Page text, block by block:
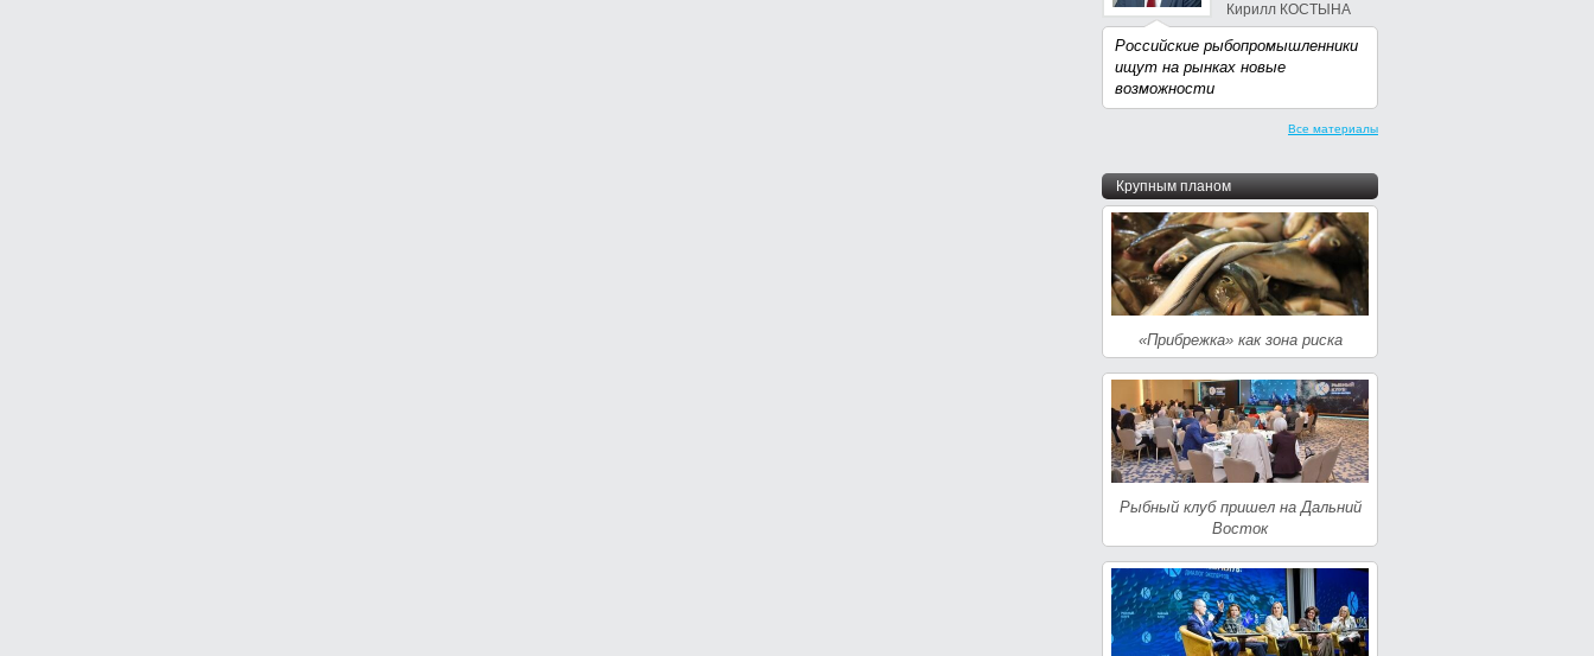
Кирилл КОСТЫНА
Российские рыбопромышленники
ищут на рынках новые
возможности
Все материалы
Крупным планом
«Прибрежка» как зона риска
Рыбный клуб пришел на Дальний
Восток